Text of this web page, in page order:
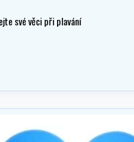
své věci při plavání